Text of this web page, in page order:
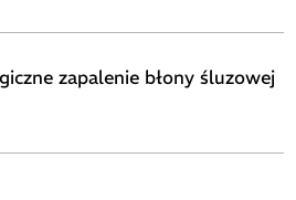
zapalenie błony śluzowej